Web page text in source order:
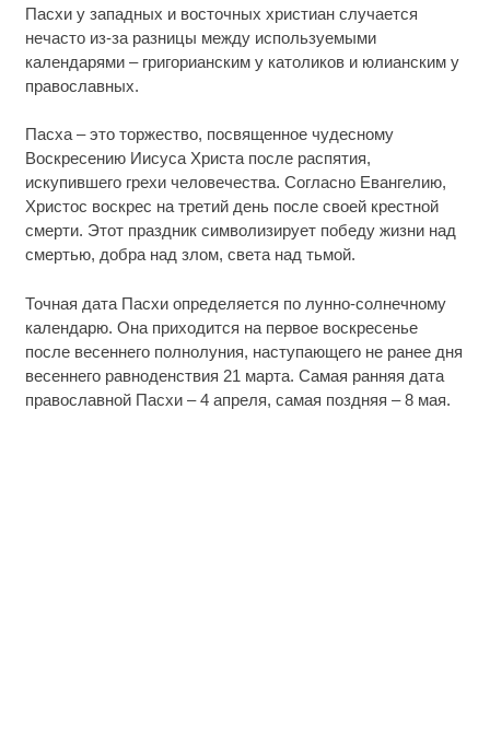
Пасхи у западных и восточных христиан случается
нечасто из-за разницы между используемыми
календарями – григорианским у католиков и юлианским у
православных.
Пасха – это торжество, посвященное чудесному
Воскресению Иисуса Христа после распятия,
искупившего грехи человечества. Согласно Евангелию,
Христос воскрес на третий день после своей крестной
смерти. Этот праздник символизирует победу жизни над
смертью, добра над злом, света над тьмой.
Точная дата Пасхи определяется по лунно-солнечному
календарю. Она приходится на первое воскресенье
после весеннего полнолуния, наступающего не ранее дня
весеннего равноденствия 21 марта. Самая ранняя дата
православной Пасхи – 4 апреля, самая поздняя – 8 мая.
Ржу не переставая, это видео пересмотришь не